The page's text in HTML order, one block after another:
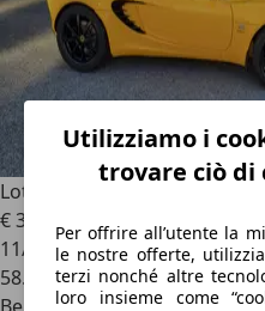
Lotus Elise
€ 38.500
11/2003
58.500 km
Utilizziamo i
trovare ciò di
Per offrire all’utente la
le nostre offerte,
terzi nonché altre
loro insieme come